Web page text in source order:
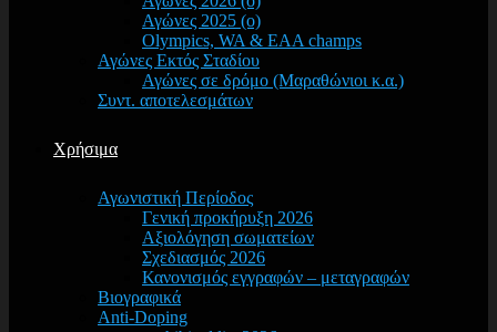
Αγώνες 2025 (o)
Olympics, WA & EAA champs
Αγώνες Εκτός Σταδίου
Αγώνες σε δρόμο (Μαραθώνιοι κ.α.)
Συντ. αποτελεσμάτων
Χρήσιμα
Αγωνιστική Περίοδος
Γενική προκήρυξη 2026
Αξιολόγηση σωματείων
Σχεδιασμός 2026
Κανονισμός εγγραφών – μεταγραφών
Βιογραφικά
Anti-Doping